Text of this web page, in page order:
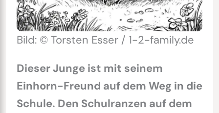
Bild: © Torsten Esser / 1-2-family.de
Dieser Junge ist mit seinem
Einhorn-Freund auf dem Weg in die
Schule. Den Schulranzen auf dem